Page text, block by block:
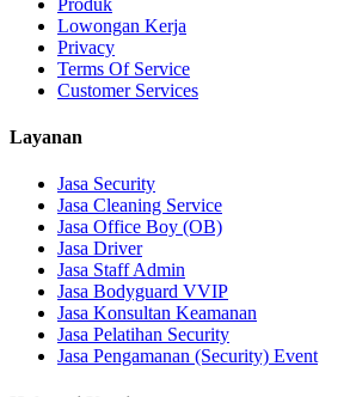
Lowongan Kerja
Privacy
Terms Of Service
Customer Services
Layanan
Jasa Security
Jasa Cleaning Service
Jasa Office Boy (OB)
Jasa Driver
Jasa Staff Admin
Jasa Bodyguard VVIP
Jasa Konsultan Keamanan
Jasa Pelatihan Security
Jasa Pengamanan (Security) Event